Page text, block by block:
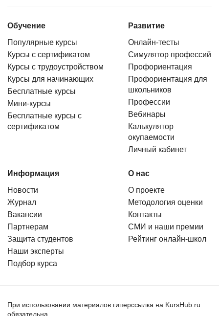
Обучение
Популярные курсы
Курсы с сертификатом
Курсы с трудоустройством
Курсы для начинающих
Бесплатные курсы
Мини-курсы
Бесплатные курсы с
сертификатом
Развитие
Онлайн-тесты
Симулятор профессий
Профориентация
Профориентация для
школьников
Профессии
Вебинары
Калькулятор
окупаемости
Личный кабинет
Информация
Новости
Журнал
Вакансии
Партнерам
Защита студентов
Наши эксперты
Подбор курса
О нас
О проекте
Методология оценки
Контакты
СМИ и наши премии
Рейтинг онлайн-школ
При использовании материалов гиперссылка на KursHub.ru
обязательна.